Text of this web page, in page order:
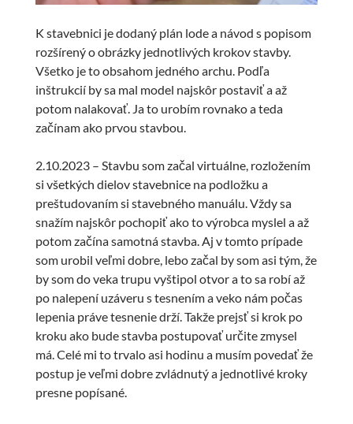
K stavebnici je dodaný plán lode a návod s popisom
rozšírený o obrázky jednotlivých krokov stavby.
Všetko je to obsahom jedného archu. Podľa
inštrukcií by sa mal model najskôr postaviť a až
potom nalakovať. Ja to urobím rovnako a teda
začínam ako prvou stavbou.
2.10.2023 – Stavbu som začal virtuálne, rozložením
si všetkých dielov stavebnice na podložku a
preštudovaním si stavebného manuálu. Vždy sa
snažím najskôr pochopiť ako to výrobca myslel a až
potom začína samotná stavba. Aj v tomto prípade
som urobil veľmi dobre, lebo začal by som asi tým, že
by som do veka trupu vyštipol otvor a to sa robí až
po nalepení uzáveru s tesnením a veko nám počas
lepenia práve tesnenie drží. Takže prejsť si krok po
kroku ako bude stavba postupovať určite zmysel
má. Celé mi to trvalo asi hodinu a musím povedať že
postup je veľmi dobre zvládnutý a jednotlivé kroky
presne popísané.